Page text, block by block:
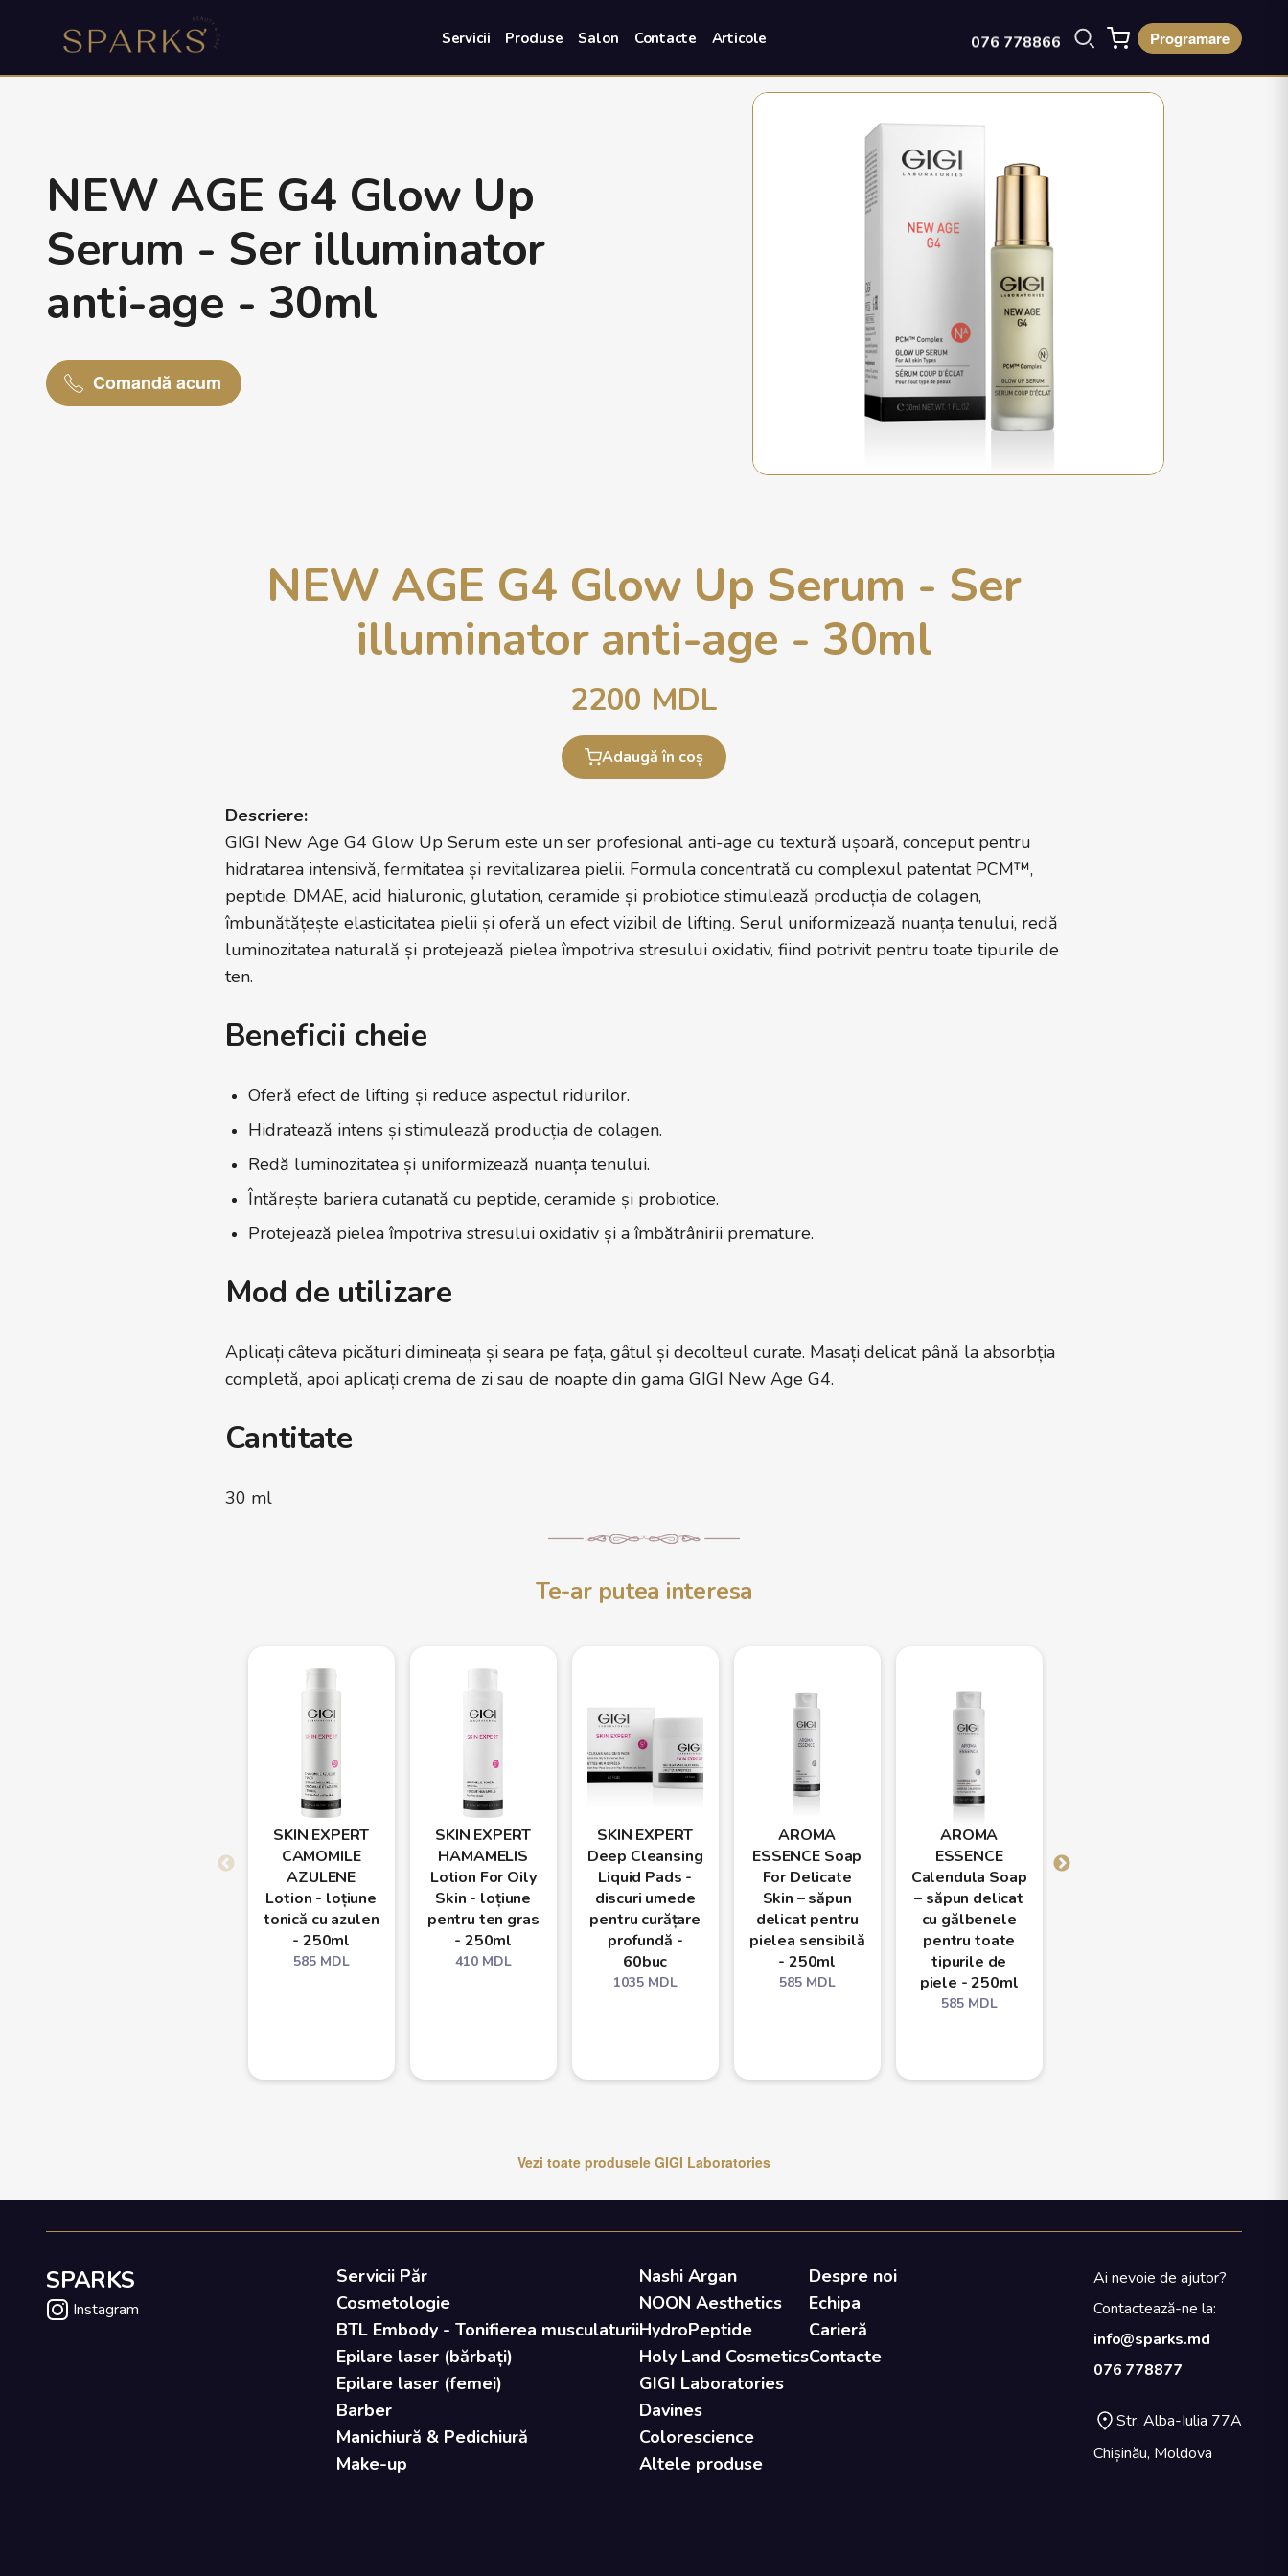
Servicii Produse Salon Contacte Articole 076 778866 Programare
NEW AGE G4 Glow Up
Serum - Ser illuminator
anti-age - 30ml
Comandă acum
NEW AGE G4 Glow Up Serum - Ser
illuminator anti-age - 30ml
2200 MDL
Adaugă în coș
Descriere:
GIGI New Age G4 Glow Up Serum este un ser profesional anti-age cu textură ușoară, conceput pentru
hidratarea intensivă, fermitatea și revitalizarea pielii. Formula concentrată cu complexul patentat PCM™,
peptide, DMAE, acid hialuronic, glutation, ceramide și probiotice stimulează producția de colagen,
îmbunătățește elasticitatea pielii și oferă un efect vizibil de lifting. Serul uniformizează nuanța tenului, redă
luminozitatea naturală și protejează pielea împotriva stresului oxidativ, fiind potrivit pentru toate tipurile de
ten.
Beneficii cheie
Oferă efect de lifting și reduce aspectul ridurilor.
Hidratează intens și stimulează producția de colagen.
Redă luminozitatea și uniformizează nuanța tenului.
Întărește bariera cutanată cu peptide, ceramide și probiotice.
Protejează pielea împotriva stresului oxidativ și a îmbătrânirii premature.
Mod de utilizare
Aplicați câteva picături dimineața și seara pe fața, gâtul și decolteul curate. Masați delicat până la absorbția
completă, apoi aplicați crema de zi sau de noapte din gama GIGI New Age G4.
Cantitate
30 ml
Te-ar putea interesa
SKIN EXPERT
CAMOMILE
AZULENE
Lotion - loțiune
tonică cu azulen
- 250ml
585MDL
SKIN EXPERT
HAMAMELIS
Lotion For Oily
Skin - loțiune
pentru ten gras
- 250ml
410MDL
SKIN EXPERT
Deep Cleansing
Liquid Pads -
discuri umede
pentru curățare
profundă -
60buc
1035MDL
AROMA
ESSENCE Soap
For Delicate
Skin – săpun
delicat pentru
pielea sensibilă
- 250ml
585MDL
AROMA
ESSENCE
Calendula Soap
– săpun delicat
cu gălbenele
pentru toate
tipurile de
piele - 250ml
585MDL
Vezi toate produsele GIGI Laboratories
SPARKS
Instagram
Servicii Păr
Cosmetologie
BTL Embody - Tonifierea musculaturii
Epilare laser (bărbați)
Epilare laser (femei)
Barber
Manichiură & Pedichiură
Make-up
Nashi Argan
NOON Aesthetics
HydroPeptide
Holy Land Cosmetics
GIGI Laboratories
Davines
Colorescience
Altele produse
Despre noi
Echipa
Carieră
Contacte
Ai nevoie de ajutor?
Contactează-ne la:
info@sparks.md
076 778877
Str. Alba-Iulia 77A
Chișinău, Moldova